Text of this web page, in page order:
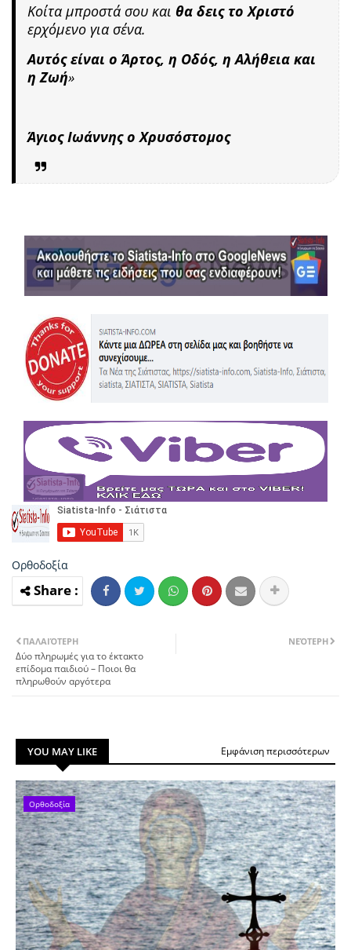
Κοίτα μπροστά σου και θα δεις το Χριστό
ερχόμενο για σένα.
Αυτός είναι ο Άρτος, η Οδός, η Αλήθεια και
η Ζωή»
Άγιος Ιωάννης ο Χρυσόστομος
Ορθοδοξία
ΝΕΌΤΕΡΗ
ΠΑΛΑΙΌΤΕΡΗ
Δύο πληρωμές για το έκτακτο
επίδομα παιδιού – Ποιοι θα
πληρωθούν αργότερα
YOU MAY LIKE Εμφάνιση περισσότερων
Ορθοδοξία